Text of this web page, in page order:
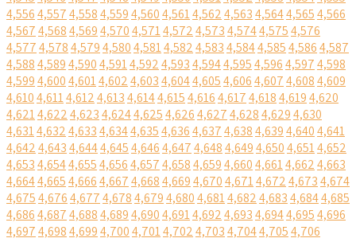
4,5564,5574,5584,5594,5604,5614,5624,5634,5644,5654,566
4,5674,5684,5694,5704,5714,5724,5734,5744,5754,576
4,5774,5784,5794,5804,5814,5824,5834,5844,5854,5864,587
4,5884,5894,5904,5914,5924,5934,5944,5954,5964,5974,598
4,5994,6004,6014,6024,6034,6044,6054,6064,6074,6084,609
4,6104,6114,6124,6134,6144,6154,6164,6174,6184,6194,620
4,6214,6224,6234,6244,6254,6264,6274,6284,6294,630
4,6314,6324,6334,6344,6354,6364,6374,6384,6394,6404,641
4,6424,6434,6444,6454,6464,6474,6484,6494,6504,6514,652
4,6534,6544,6554,6564,6574,6584,6594,6604,6614,6624,663
4,6644,6654,6664,6674,6684,6694,6704,6714,6724,6734,674
4,6754,6764,6774,6784,6794,6804,6814,6824,6834,6844,685
4,6864,6874,6884,6894,6904,6914,6924,6934,6944,6954,696
4,6974,6984,6994,7004,7014,7024,7034,7044,7054,706